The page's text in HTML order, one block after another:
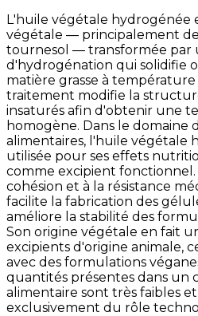
L'huile végétale hydrogénée
végétale — principalement
tournesol — transformée par
d'hydrogénation qui solidifie
matière grasse à température
traitement modifie la
insaturés afin d'obtenir une
homogène. Dans le domaine
alimentaires, l'huile végétale
utilisée pour ses effets
comme excipient
cohésion et à la résistance
facilite la fabrication des
améliore la stabilité des
Son origine végétale en fait
excipients d'origine animale,
avec des formulations
quantités présentes dans un
alimentaire sont très faibles
exclusivement du rôle